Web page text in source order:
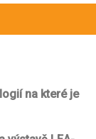
na které je